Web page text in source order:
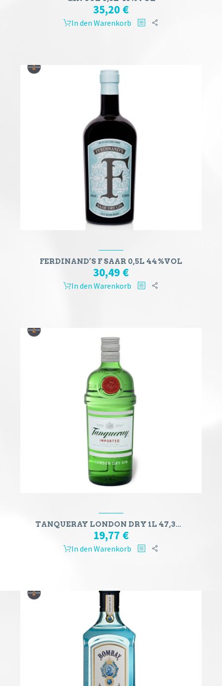
35,20 €
In den Warenkorb
FERDINAND’S F SAAR 0,5L 44%VOL
30,49 €
In den Warenkorb
TANQUERAY LONDON DRY 1L 47,3%VOL
19,77 €
In den Warenkorb